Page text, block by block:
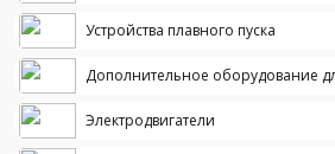
Устройства плавного пуска
Дополнительное оборудование
Электродвигатели